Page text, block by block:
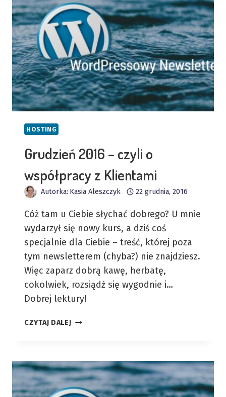
HOSTING
Grudzień 2016 – czyli o
współpracy z Klientami
Autorka: Kasia Aleszczyk 22 grudnia, 2016
Cóż tam u Ciebie słychać dobrego? U mnie
wydarzył się nowy kurs, a dziś coś
specjalnie dla Ciebie – treść, której poza
tym newsletterem (chyba?) nie znajdziesz.
Więc zaparz dobrą kawę, herbatę,
cokolwiek, rozsiądź się wygodnie i…
Dobrej lektury!
CZYTAJ DALEJGRUDZIEŃ
O
WSPÓŁPRACY
Z